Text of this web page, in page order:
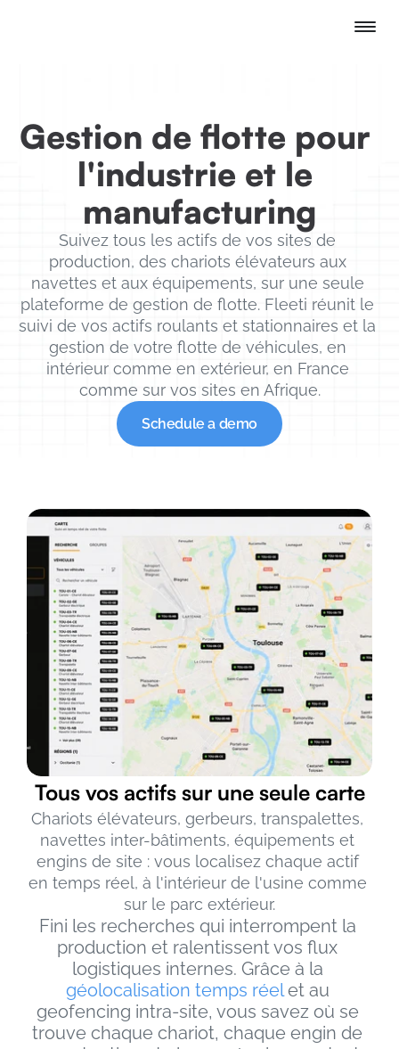
Gestion de flotte pour
l'industrie et le
manufacturing
Suivez tous les actifs de vos sites de
production, des chariots élévateurs aux
navettes et aux équipements, sur une seule
plateforme de gestion de flotte. Fleeti réunit le
suivi de vos actifs roulants et stationnaires et la
gestion de votre flotte de véhicules, en
intérieur comme en extérieur, en France
comme sur vos sites en Afrique.
Schedule a demo
Tous vos actifs sur une seule carte
Chariots élévateurs, gerbeurs, transpalettes,
navettes inter-bâtiments, équipements et
engins de site : vous localisez chaque actif
en temps réel, à l'intérieur de l'usine comme
sur le parc extérieur.
Fini les recherches qui interrompent la
production et ralentissent vos flux
géolocalisation temps réel et au
geofencing intra-site, vous savez où se
trouve chaque chariot, chaque engin de